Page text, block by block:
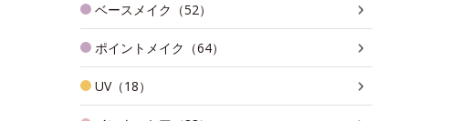
ベースメイク（52）
ポイントメイク（64）
UV（18）